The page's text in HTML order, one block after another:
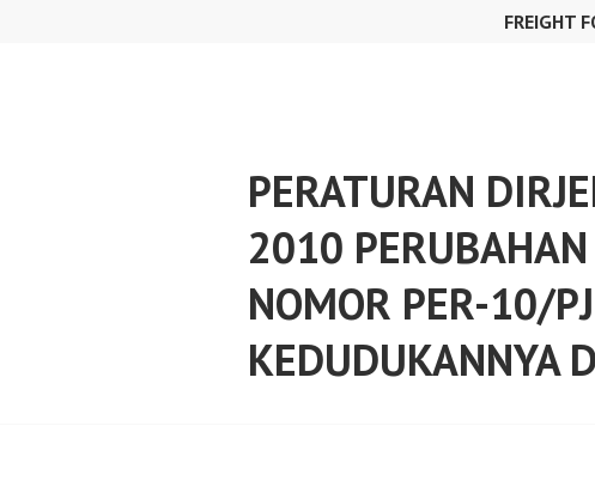
FREIGHT
PERATURAN
2010 PERUBAHAN
NOMOR PER-10/
KEDUDUKANNYA